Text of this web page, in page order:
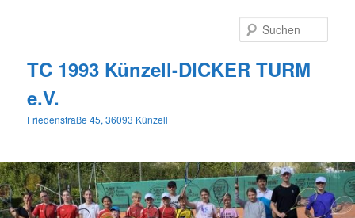
TC 1993 Künzell-DICKER TURM
e.V.
Friedenstraße 45, 36093 Künzell